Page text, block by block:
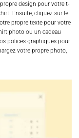
design pour votre t-
Ensuite, cliquez sur le
propre texte pour votre
photo ou un cadeau
polices graphiques pour
votre propre photo,